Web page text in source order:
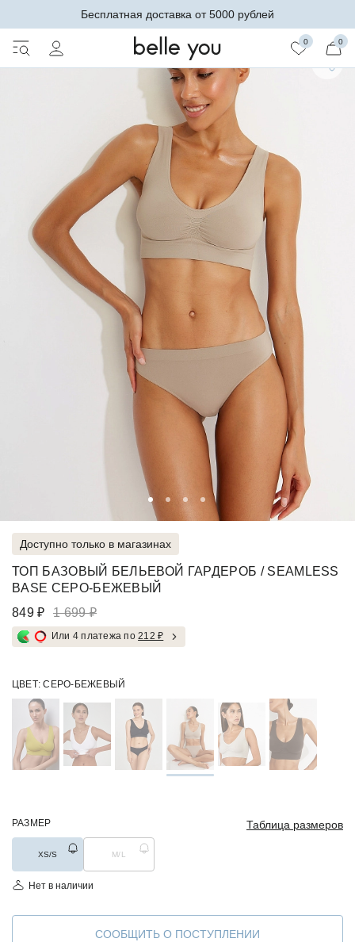
Бесплатная доставка от 5000 рублей
0 0
Доступно только в магазинах
ТОП БАЗОВЫЙ БЕЛЬЕВОЙ ГАРДЕРОБ / SEAMLESS
BASE СЕРО-БЕЖЕВЫЙ
849 ₽
1 699 ₽
Или 4 платежа по212 ₽
ЦВЕТ:СЕРО-БЕЖЕВЫЙ
РАЗМЕР Таблица размеров
XS/S M/L
Нет в наличии
СООБЩИТЬ О ПОСТУПЛЕНИИ